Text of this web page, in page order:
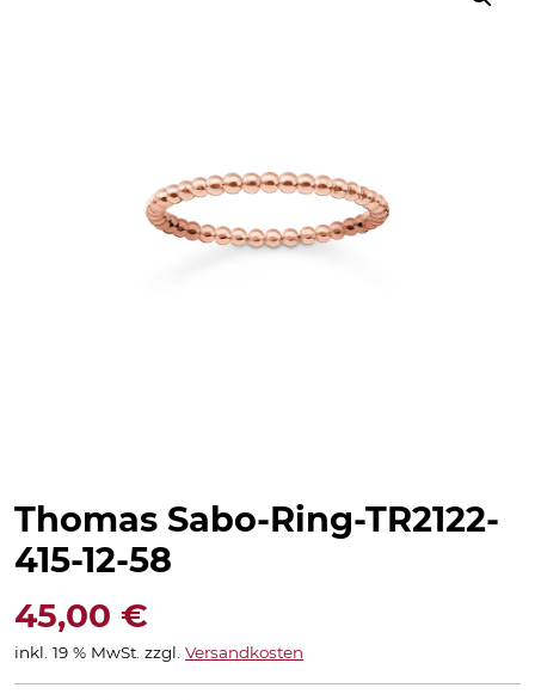
Thomas Sabo-Ring-TR2122-
415-12-58
45,00 €
inkl. 19 % MwSt. zzgl. Versandkosten